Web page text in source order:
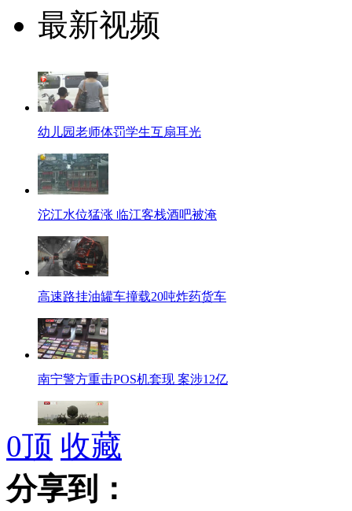
最新视频
幼儿园老师体罚学生互扇耳光
沱江水位猛涨 临江客栈酒吧被淹
高速路挂油罐车撞载20吨炸药货车
南宁警方重击POS机套现 案涉12亿
伦敦市民反对“房上导弹”
0顶 收藏
分享到：